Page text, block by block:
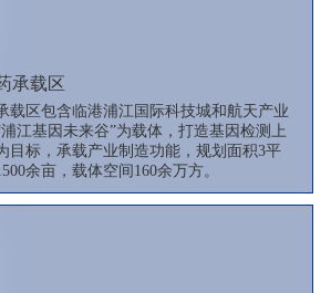
承载区
载区包含临港浦江国际科技城和航天产业
江基因未来谷”为载体，打造基因检测上
目标，承载产业制造功能，规划面积3平
余亩，载体空间160余万方。